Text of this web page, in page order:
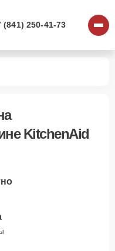
(841) 250-41-73
KitchenAid